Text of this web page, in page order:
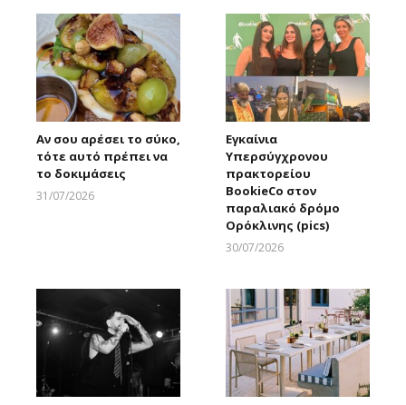
Αν σου αρέσει το σύκο,
τότε αυτό πρέπει να
το δοκιμάσεις
31/07/2026
Εγκαίνια
Υπερσύγχρονου
πρακτορείου
BookieCo στον
παραλιακό δρόμο
Ορόκλινης (pics)
30/07/2026